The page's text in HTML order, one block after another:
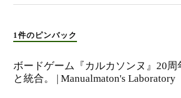
1件のピンバック
ボードゲーム『カルカソンヌ』20
と統合。 | Manualmaton's Laboratory